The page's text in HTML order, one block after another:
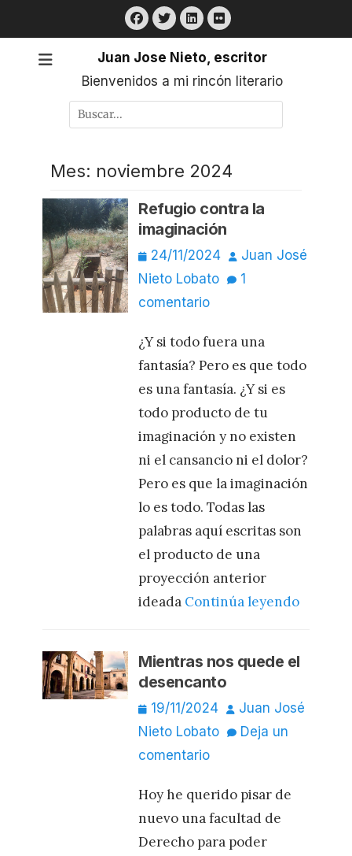
al
contenido
Facebook
Twitter
LinkedIn
Flickr
Juan Jose Nieto, escritor
Bienvenidos a mi rincón literario
Buscar
Mes: noviembre 2024
Refugio contra la
imaginación
Publicado
el
24/11/2024 Autor
Juan José
Nieto Lobato
1
comentario
¿Y si todo fuera una
fantasía? Pero es que todo
es una fantasía. ¿Y si es
todo producto de tu
imaginación y no existen
ni el cansancio ni el dolor?
Pero es que la imaginación
lo es todo. Todas las
palabras aquí escritas son
el producto de una
proyección anterior
ideada Continúa leyendo
Mientras nos quede el
desencanto
Publicado
el
19/11/2024 Autor
Juan José
Nieto Lobato
Deja un
comentario
Hoy he querido pisar de
nuevo una facultad de
Derecho para poder